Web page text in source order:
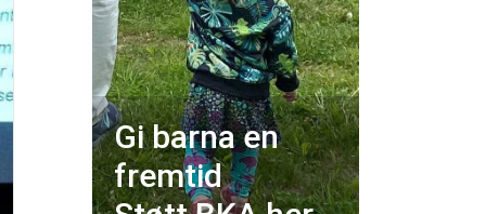
Gi barna en
fremtid